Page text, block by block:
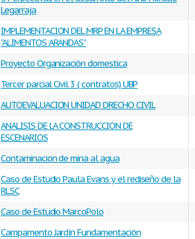
Legarraja
IMPLEMENTACION DEL MRP EN LA EMPRESA
“ALIMENTOS ARANDAS”
Proyecto Organización domestica
Tercer parcial Civil 3 ( contratos) UBP
AUTOEVALUACION UNIDAD DRECHO CIVIL
ANALISIS DE LA CONSTRUCCION DE
ESCENARIOS
Contaminacion de mina al agua
Caso de Estudio Paula Evans y el rediseño de la
RLSC
Caso de Estudio MarcoPolo
Campamento Jardín Fundamentación